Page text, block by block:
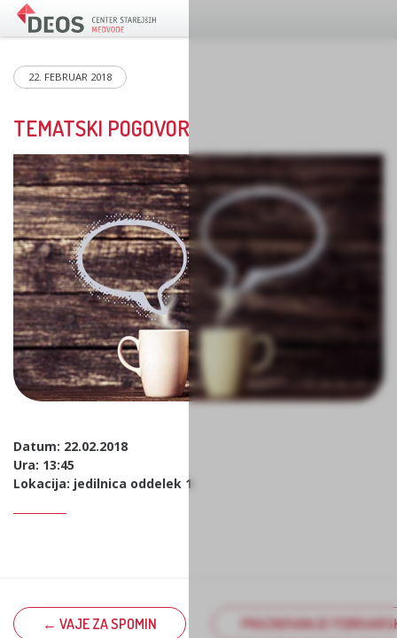
22. FEBRUAR 2018
TEMATSKI POGOVOR
Datum: 22.02.2018
Ura: 13:45
Lokacija: jedilnica oddelek 1
← VAJE ZA SPOMIN PRAZNOVANJE